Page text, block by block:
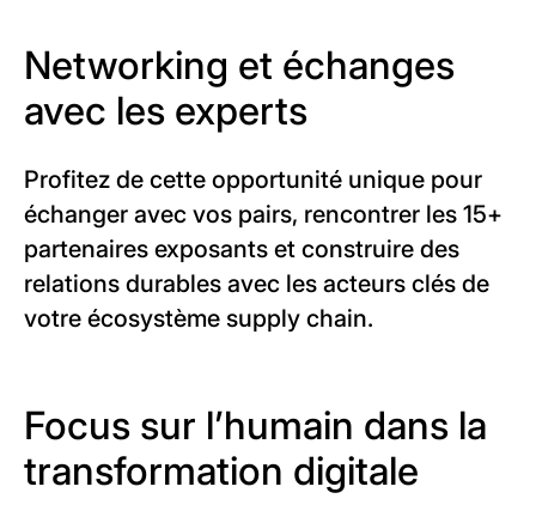
Networking et échanges
avec les experts
Profitez de cette opportunité unique pour
échanger avec vos pairs, rencontrer les 15+
partenaires exposants et construire des
relations durables avec les acteurs clés de
votre écosystème supply chain.
Focus sur l’humain dans la
transformation digitale